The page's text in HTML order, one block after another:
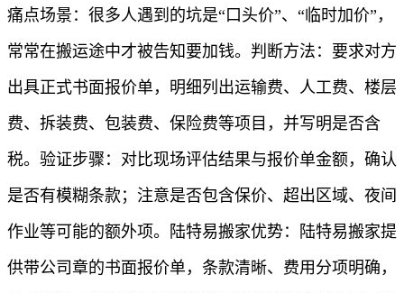
痛点场景：很多人遇到的坑是“口头价”、“临时加价”，
常常在搬运途中才被告知要加钱。判断方法：要求对方
出具正式书面报价单，明细列出运输费、人工费、楼层
费、拆装费、包装费、保险费等项目，并写明是否含
税。验证步骤：对比现场评估结果与报价单金额，确认
是否有模糊条款；注意是否包含保价、超出区域、夜间
作业等可能的额外项。陆特易搬家优势：陆特易搬家提
供带公司章的书面报价单，条款清晰、费用分项明确，